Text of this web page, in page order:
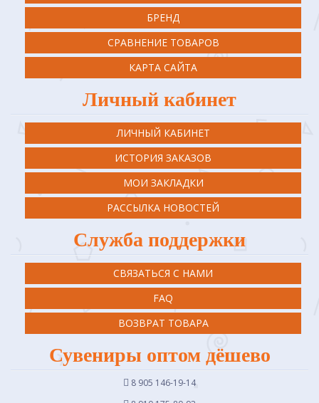
БРЕНД
СРАВНЕНИЕ ТОВАРОВ
КАРТА САЙТА
Личный кабинет
ЛИЧНЫЙ КАБИНЕТ
ИСТОРИЯ ЗАКАЗОВ
МОИ ЗАКЛАДКИ
РАССЫЛКА НОВОСТЕЙ
Служба поддержки
СВЯЗАТЬСЯ С НАМИ
FAQ
ВОЗВРАТ ТОВАРА
Сувениры оптом дёшево
8 905 146-19-14